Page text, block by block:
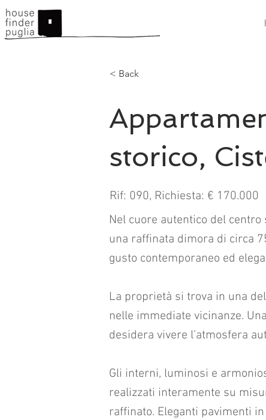
< Back
storico,
Rif: 090, Richiesta: € 170.000
Nel cuore autentico del
una raffinata dimora di circa
gusto contemporaneo ed
La proprietà si trova in una
nelle immediate vicinanze.
desidera vivere l’atmosfera
Gli interni, luminosi e
realizzati interamente su
raffinato. Eleganti pavimenti